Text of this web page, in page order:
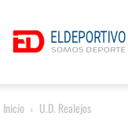
Inicio U.D. Realejos